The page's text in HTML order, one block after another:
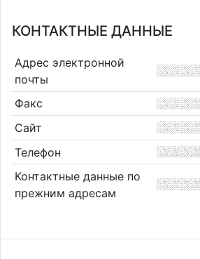
КОНТАКТНЫЕ ДАННЫЕ
Адрес электронной
почты
Факс
Сайт
Телефон
Контактные данные по
прежним адресам